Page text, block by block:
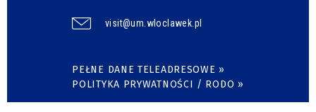
visit@um.wloclawek.pl
PEŁNE DANE TELEADRESOWE »
POLITYKA PRYWATNOŚCI / RODO »